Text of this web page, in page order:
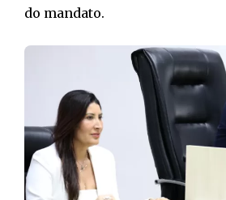
do mandato.